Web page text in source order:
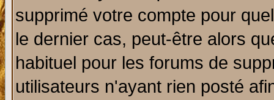
supprimé votre compte pour
le dernier cas, peut-être alors
habituel pour les forums de
utilisateurs n'ayant rien posté